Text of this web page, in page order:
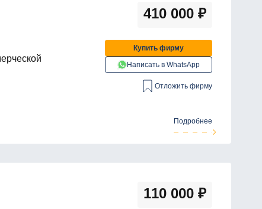
410 000 ₽
Купить фирму
Написать в WhatsApp
Отложить фирму
Подробнее
110 000 ₽